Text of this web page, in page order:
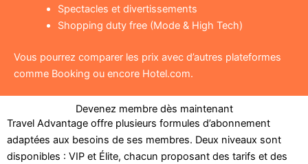
Spectacles et divertissements
Shopping duty free (Mode & High Tech)
Vous pourrez comparer les prix avec d’autres plateformes
comme Booking ou encore Hotel.com.
Devenez membre dès maintenant
Travel Advantage offre plusieurs formules d’abonnement
adaptées aux besoins de ses membres. Deux niveaux sont
disponibles : VIP et Élite, chacun proposant des tarifs et des